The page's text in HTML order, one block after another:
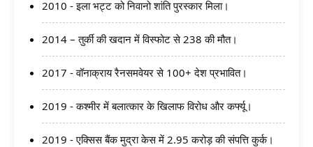
2010 - इला भट्ट को निवानो शांति पुरस्कार मिला।
2014 – तुर्की की खदान में विस्फोट से 238 की मौत।
2017 - वॉनाक्राय रैनसमवेयर से 100+ देश प्रभावित।
2019 - कश्मीर में बलात्कार के खिलाफ विरोध और कर्फ्यू।
2019 - एक्सिस बैंक मुद्रा केस में 2.95 करोड़ की संपत्ति कुर्क।